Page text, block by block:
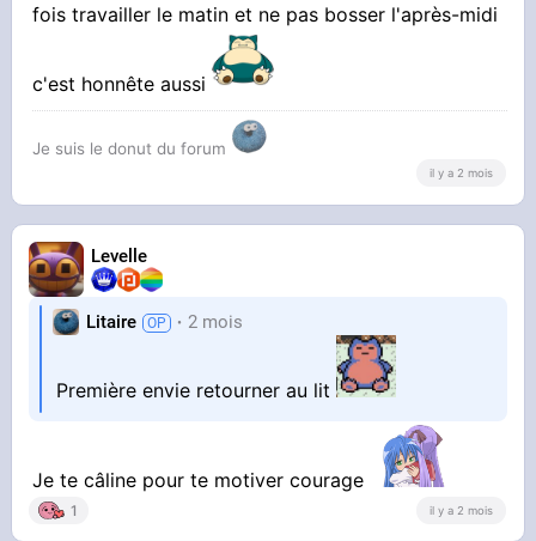
Au moins le matin, je peux pioncer
fois travailler le matin et ne pas bosser l'après-midi
c'est honnête aussi
Je suis le donut du forum
il y a 2 mois
Levelle
Litaire 2 mois
Première envie retourner au lit
Je te câline pour te motiver courage
1 il y a 2 mois